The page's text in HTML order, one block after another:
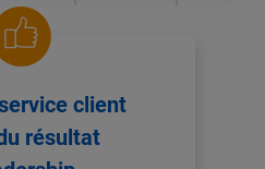
client
résultat